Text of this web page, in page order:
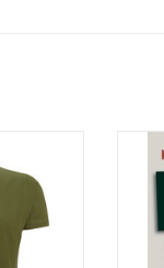
kader
uit